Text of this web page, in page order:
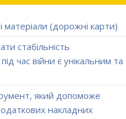
(дорожні карти)
стабільність
час війни є унікальним та
який допоможе
накладних